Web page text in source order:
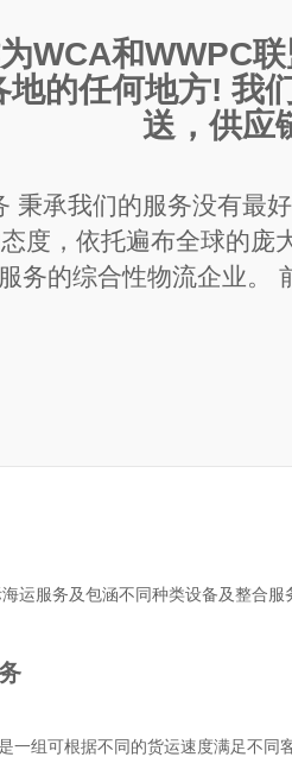
WCA和WWPC
地的任何地方! 我
送，供应
秉承我们的服务没有最
度，依托遍布全球的庞
务的综合性物流企业。
运服务及包涵不同种类设备及整合
一组可根据不同的货运速度满足不同